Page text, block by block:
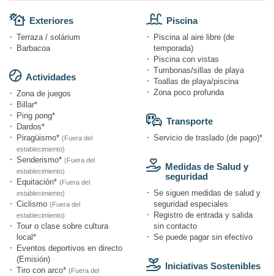
Exteriores
Terraza / solárium
Barbacoa
Actividades
Zona de juegos
Billar*
Ping pong*
Dardos*
Piragüismo* (Fuera del
establecimiento)
Senderismo* (Fuera del
establecimiento)
Equitación* (Fuera del
establecimiento)
Ciclismo (Fuera del
establecimiento)
Tour o clase sobre cultura
local*
Eventos deportivos en directo
(Emisión)
Tiro con arco* (Fuera del
Piscina
Piscina al aire libre (de
temporada)
Piscina con vistas
Tumbonas/sillas de playa
Toallas de playa/piscina
Zona poco profunda
Transporte
Servicio de traslado (de pago)*
Medidas de Salud y
seguridad
Se siguen medidas de salud y
seguridad especiales
Registro de entrada y salida
sin contacto
Se puede pagar sin efectivo
Iniciativas Sostenibles